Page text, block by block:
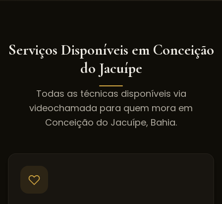
Serviços Disponíveis em Conceição
do Jacuípe
Todas as técnicas disponíveis via
videochamada para quem mora em
Conceição do Jacuípe, Bahia.